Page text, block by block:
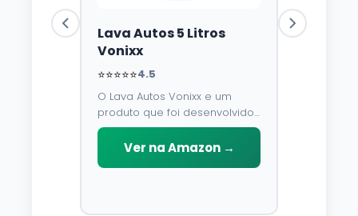
Lava Autos 5 Litros
Vonixx
⭐⭐⭐⭐⭐4.5
O Lava Autos Vonixx e um
produto que foi desenvolvido
para limpar, proteger e
conservar a lataria do veiculo.
Por possuir pH neutro, pode
Ver na Amazon →